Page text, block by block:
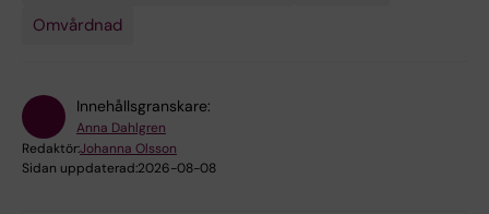
Omvårdnad
Innehållsgranskare:
Anna Dahlgren
Redaktör:Johanna Olsson
Sidan uppdaterad:2026-08-08